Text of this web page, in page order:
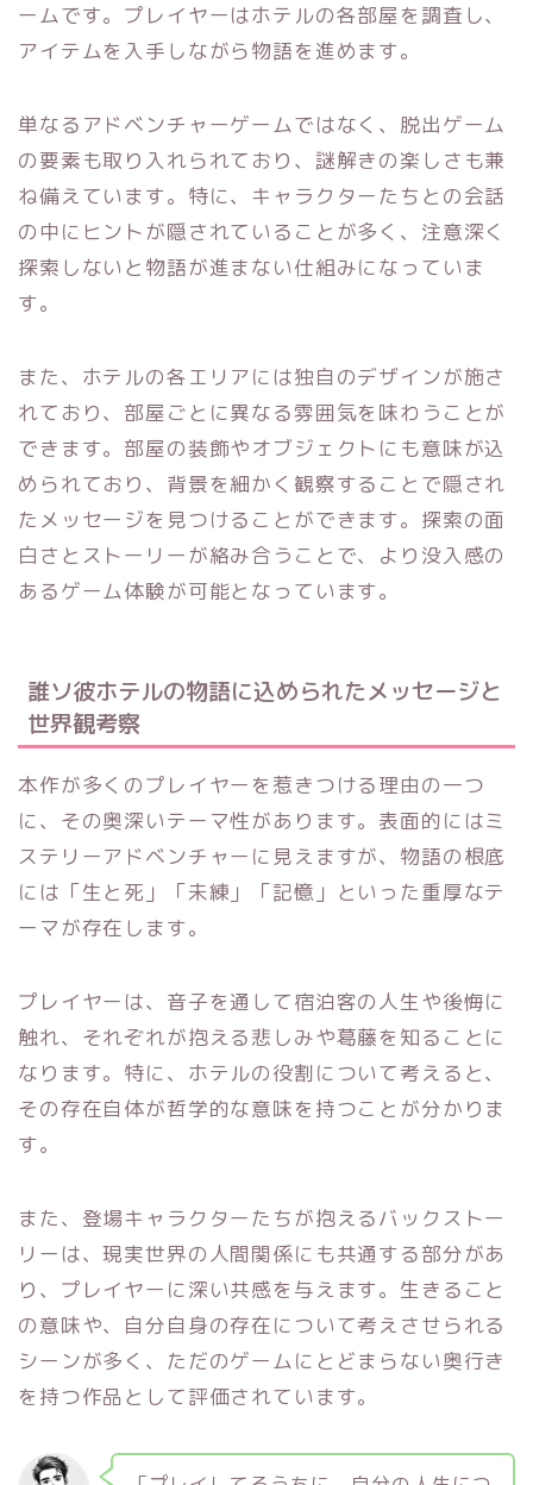
ームです。プレイヤーはホテルの各部屋を調査し、
アイテムを入手しながら物語を進めます。
単なるアドベンチャーゲームではなく、脱出ゲーム
の要素も取り入れられており、謎解きの楽しさも兼
ね備えています。特に、キャラクターたちとの会話
の中にヒントが隠されていることが多く、注意深く
探索しないと物語が進まない仕組みになっていま
す。
また、ホテルの各エリアには独自のデザインが施さ
れており、部屋ごとに異なる雰囲気を味わうことが
できます。部屋の装飾やオブジェクトにも意味が込
められており、背景を細かく観察することで隠され
たメッセージを見つけることができます。探索の面
白さとストーリーが絡み合うことで、より没入感の
あるゲーム体験が可能となっています。
誰ソ彼ホテルの物語に込められたメッセージと
世界観考察
本作が多くのプレイヤーを惹きつける理由の一つ
に、その奥深いテーマ性があります。表面的にはミ
ステリーアドベンチャーに見えますが、物語の根底
には「生と死」「未練」「記憶」といった重厚なテ
ーマが存在します。
プレイヤーは、音子を通して宿泊客の人生や後悔に
触れ、それぞれが抱える悲しみや葛藤を知ることに
なります。特に、ホテルの役割について考えると、
その存在自体が哲学的な意味を持つことが分かりま
す。
また、登場キャラクターたちが抱えるバックストー
リーは、現実世界の人間関係にも共通する部分があ
り、プレイヤーに深い共感を与えます。生きること
の意味や、自分自身の存在について考えさせられる
シーンが多く、ただのゲームにとどまらない奥行き
を持つ作品として評価されています。